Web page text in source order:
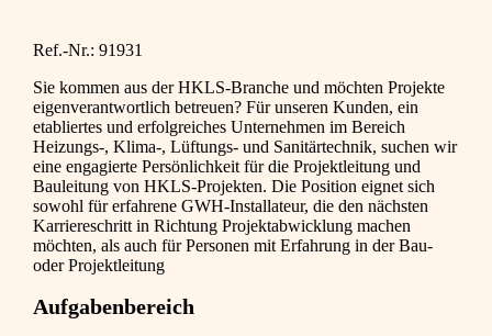
Ref.-Nr.: 91931
Sie kommen aus der HKLS-Branche und möchten Projekte
eigenverantwortlich betreuen? Für unseren Kunden, ein
etabliertes und erfolgreiches Unternehmen im Bereich
Heizungs-, Klima-, Lüftungs- und Sanitärtechnik, suchen wir
eine engagierte Persönlichkeit für die Projektleitung und
Bauleitung von HKLS-Projekten. Die Position eignet sich
sowohl für erfahrene GWH-Installateur, die den nächsten
Karriereschritt in Richtung Projektabwicklung machen
möchten, als auch für Personen mit Erfahrung in der Bau-
oder Projektleitung
Aufgabenbereich